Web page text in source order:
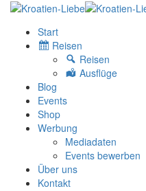
Start
Reisen
Reisen
Ausflüge
Blog
Events
Shop
Werbung
Mediadaten
Events bewerben
Über uns
Kontakt